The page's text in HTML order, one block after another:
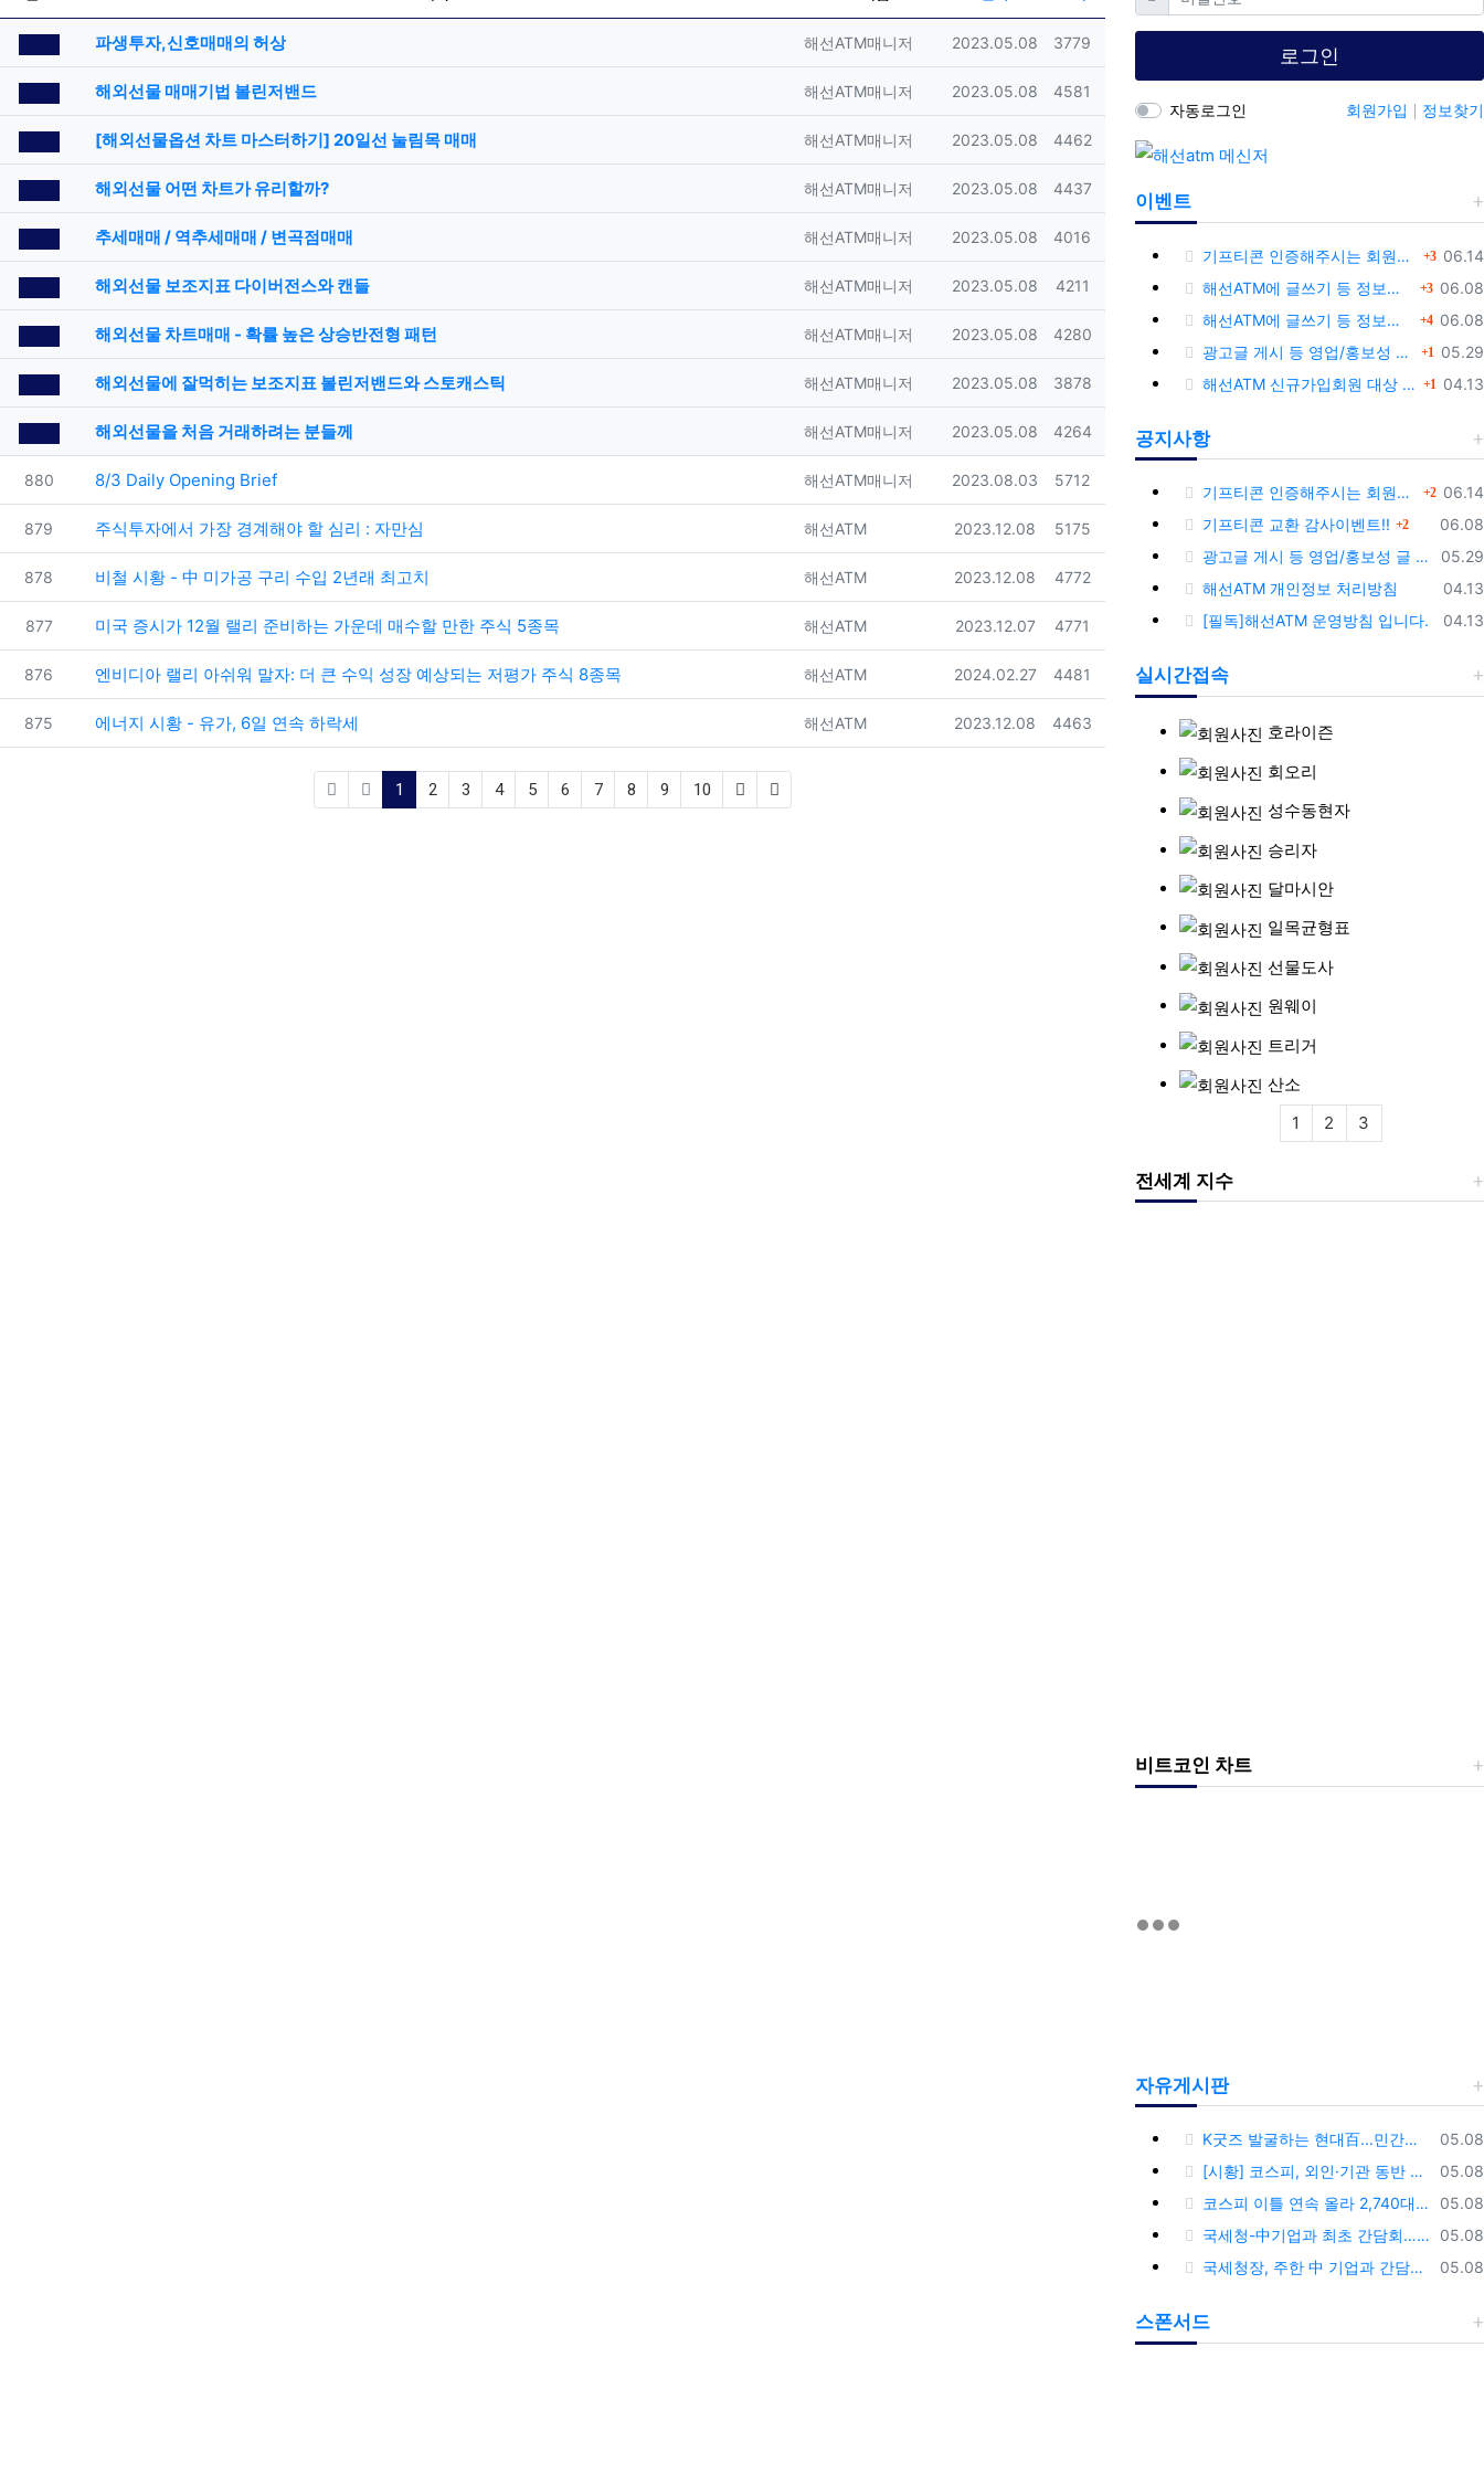
공지사항파생투자,신호매매의 허상 등록자
해선ATM매니저 등록일
2023.05.08 조회
3779
공지사항해외선물 매매기법 볼린저밴드 등록자
해선ATM매니저 등록일
2023.05.08 조회
4581
공지사항[해외선물옵션 차트 마스터하기] 20일선 눌림목 매매 등록자
해선ATM매니저 등록일
2023.05.08 조회
4462
공지사항해외선물 어떤 차트가 유리할까? 등록자
해선ATM매니저 등록일
2023.05.08 조회
4437
공지사항추세매매 / 역추세매매 / 변곡점매매 등록자
해선ATM매니저 등록일
2023.05.08 조회
4016
공지사항해외선물 보조지표 다이버전스와 캔들 등록자
해선ATM매니저 등록일
2023.05.08 조회
4211
공지사항해외선물 차트매매 - 확률 높은 상승반전형 패턴 등록자
해선ATM매니저 등록일
2023.05.08 조회
4280
공지사항해외선물에 잘먹히는 보조지표 볼린저밴드와 스토캐스틱 등록자
해선ATM매니저 등록일
2023.05.08 조회
3878
공지사항해외선물을 처음 거래하려는 분들께 등록자
해선ATM매니저 등록일
2023.05.08 조회
4264
번호
880 8/3 Daily Opening Brief 등록자
해선ATM매니저 등록일
2023.08.03 조회
5712
번호
879 주식투자에서 가장 경계해야 할 심리 : 자만심 등록자
해선ATM 등록일
2023.12.08 조회
5175
번호
878 비철 시황 - 中 미가공 구리 수입 2년래 최고치 등록자
해선ATM 등록일
2023.12.08 조회
4772
번호
877 미국 증시가 12월 랠리 준비하는 가운데 매수할 만한 주식 5종목 등록자
해선ATM 등록일
2023.12.07 조회
4771
번호
876 엔비디아 랠리 아쉬워 말자: 더 큰 수익 성장 예상되는 저평가 주식 8종목 등록자
해선ATM 등록일
2024.02.27 조회
4481
번호
875 에너지 시황 - 유가, 6일 연속 하락세 등록자
해선ATM 등록일
2023.12.08 조회
4463
1 (current)
2 3 4 5 6 7 8 9 10
로그인
자동로그인 회원가입 정보찾기
이벤트
등록
06.14
기프티콘 인증해주시는 회원님께 추가 포인트 쏩니다!! 3댓글
등록일
06.08
해선ATM에 글쓰기 등 정보공유글 남기고 기프티콘 받자! 3댓글
등록일
06.08
해선ATM에 글쓰기 등 정보공유글 남기고 기프티콘 받자! 4댓글
등록
05.29
광고글 게시 등 영업/홍보성 글 삭제 및 제제대상입니다. 1 댓글
등록
04.13
해선ATM 신규가입회원 대상 이벤트 안내 1 댓글
공지사항
등록
06.14
기프티콘 인증해주시는 회원님께 추가 포인트 쏩니다!! 2댓글
등록일
06.08
기프티콘 교환 감사이벤트!! 2댓글
등록
05.29
광고글 게시 등 영업/홍보성 글 삭제 및 제제대상입니다.
등록
04.13
해선ATM 개인정보 처리방침
등록
04.13
[필독]해선ATM 운영방침 입니다.
실시간접속
호라이즌
회오리
성수동현자
승리자
달마시안
일목균형표
선물도사
원웨이
트리거
산소
1
2 3
전세계 지수
비트코인 차트
자유게시판
등록일
05.08
K굿즈 발굴하는 현대百...민간기업 최초 ‘대한민국 관광공모전’ 후원
등록일
05.08
[시황] 코스피, 외인·기관 동반 매수에 연이틀 상승…2745.05 마감
등록일
05.08
코스피 이틀 연속 올라 2,740대 회복…코스닥은 강보합(종합)
등록일
05.08
국세청-中기업과 최초 간담회…외국기업 세제혜택 등 논의
등록일
05.08
국세청장, 주한 中 기업과 간담회…“차별없는 공정과세 약속”
스폰서드